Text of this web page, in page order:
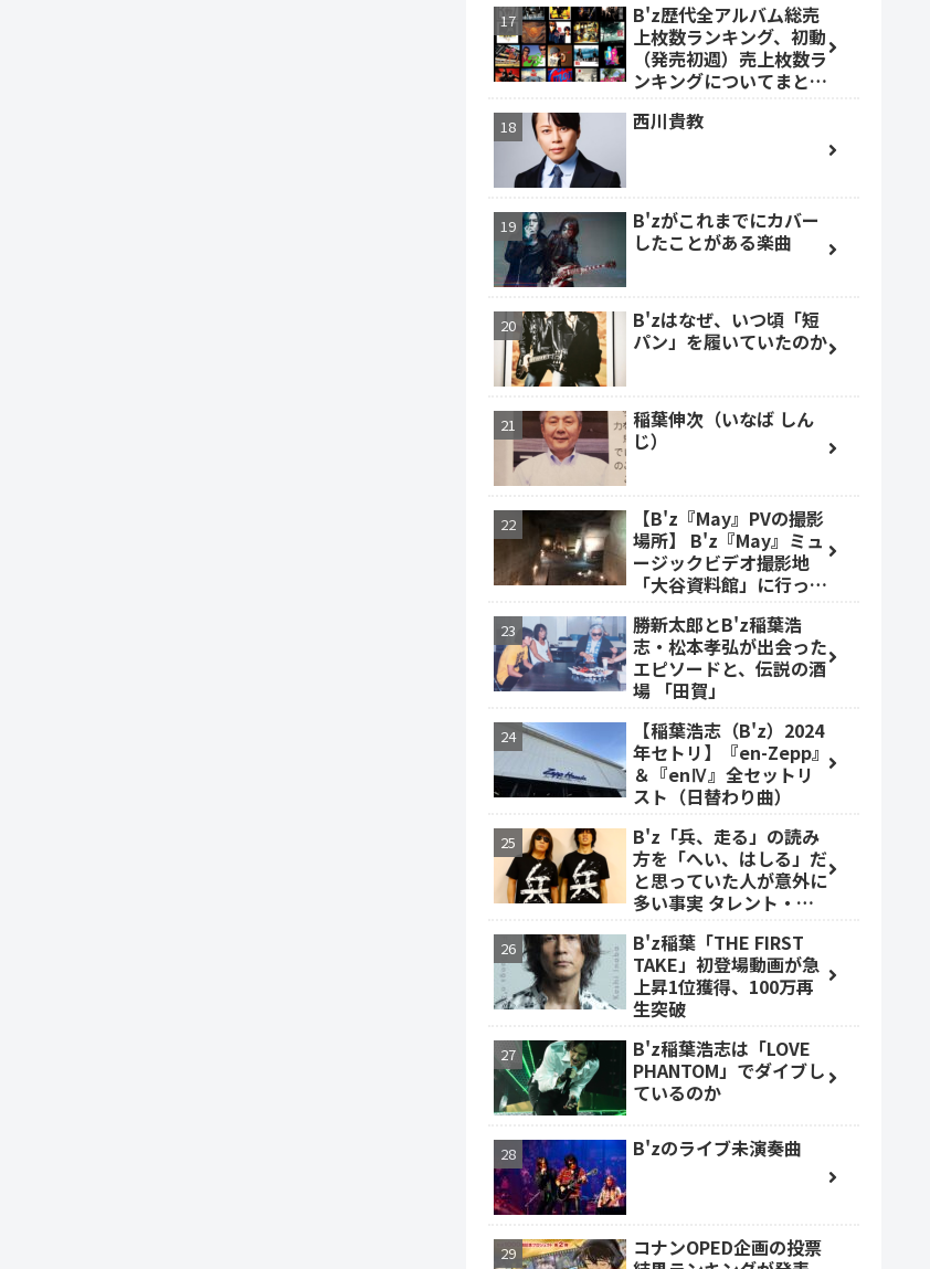
B'z歴代全アルバム総売
上枚数ランキング、初動
（発売初週）売上枚数ラ
ンキングについてまとめ
西川貴教
B'zがこれまでにカバー
したことがある楽曲
B'zはなぜ、いつ頃「短
パン」を履いていたのか
稲葉伸次（いなば しん
じ）
【B'z『May』PVの撮影
場所】 B'z『May』ミュ
ージックビデオ撮影地
「大谷資料館」に行って
勝新太郎とB'z稲葉浩
志・松本孝弘が出会った
エピソードと、伝説の酒
場 「田賀」
【稲葉浩志（B'z）2024
年セトリ】『en-Zepp』
＆『enⅣ』全セットリ
スト（日替わり曲）
B'z「兵、走る」の読み
方を「へい、はしる」だ
と思っていた人が意外に
多い事実 タレント・ベ
B'z稲葉「THE FIRST
TAKE」初登場動画が急
上昇1位獲得、100万再
生突破
B'z稲葉浩志は「LOVE
PHANTOM」でダイブし
ているのか
B'zのライブ未演奏曲
コナンOPED企画の投票